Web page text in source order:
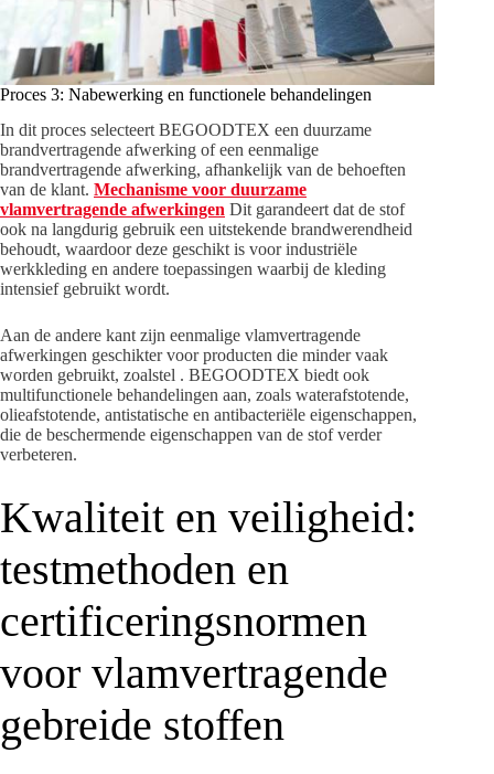
Proces 3: Nabewerking en functionele behandelingen
In dit proces selecteert BEGOODTEX een duurzame
brandvertragende afwerking of een eenmalige
brandvertragende afwerking, afhankelijk van de behoeften
van de klant. Mechanisme voor duurzame
vlamvertragende afwerkingen Dit garandeert dat de stof
ook na langdurig gebruik een uitstekende brandwerendheid
behoudt, waardoor deze geschikt is voor industriële
werkkleding en andere toepassingen waarbij de kleding
intensief gebruikt wordt.
Aan de andere kant zijn eenmalige vlamvertragende
afwerkingen geschikter voor producten die minder vaak
worden gebruikt, zoalstel . BEGOODTEX biedt ook
multifunctionele behandelingen aan, zoals waterafstotende,
olieafstotende, antistatische en antibacteriële eigenschappen,
die de beschermende eigenschappen van de stof verder
verbeteren.
Kwaliteit en veiligheid:
testmethoden en
certificeringsnormen
voor vlamvertragende
gebreide stoffen